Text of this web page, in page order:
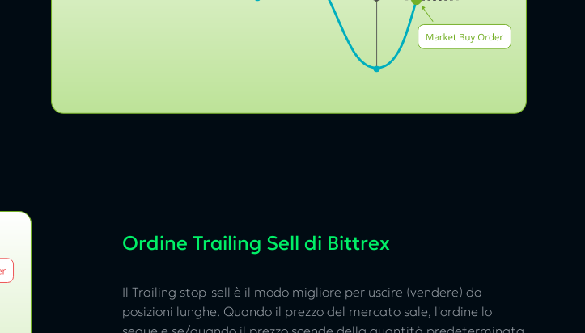
Ordine Trailing Sell di Bittrex
Il Trailing stop-sell è il modo migliore per uscire (vendere) da
posizioni lunghe. Quando il prezzo del mercato sale, l'ordine lo